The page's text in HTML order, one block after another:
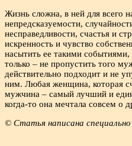
Жизнь сложна, в ней для всего
непредсказуемости,
несправедливости, счастья и
искренность и чувство
насытить ее такими
только – не пропустить того
действительно подходит и не
ним. Любая женщина, которая
мужчина – самый лучший и
когда-то она мечтала совсем о
© Статья написана специально